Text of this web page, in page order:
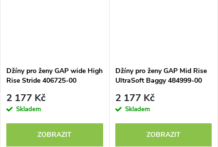
Džíny pro ženy GAP wide High
Rise Stride 406725-00
2 177 Kč
Skladem
ZOBRAZIT
Džíny pro ženy GAP Mid Rise
UltraSoft Baggy 484999-00
2 177 Kč
Skladem
ZOBRAZIT